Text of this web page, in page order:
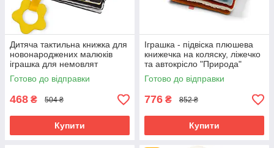
Дитяча тактильна книжка для
новонароджених малюків
іграшка для немовлят
контрастна розвивальна
BabyOno
Готово до відправки
468 ₴ 504 ₴
Купити
Іграшка - підвіска плюшева
книжечка на коляску, ліжечко
та автокрісло "Природа"
BabyOno від народження
Зелений
Готово до відправки
776 ₴ 852 ₴
Купити